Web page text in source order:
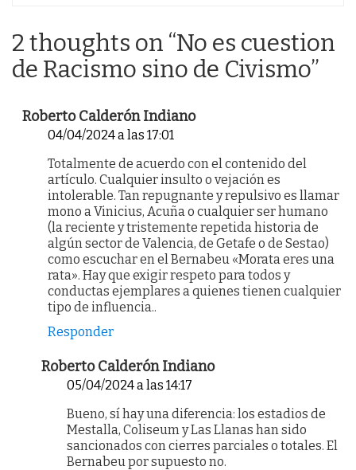
2 thoughts on “No es cuestion
de Racismo sino de Civismo”
Roberto Calderón Indiano
04/04/2024 a las 17:01
Totalmente de acuerdo con el contenido del
artículo. Cualquier insulto o vejación es
intolerable. Tan repugnante y repulsivo es llamar
mono a Vinicius, Acuña o cualquier ser humano
(la reciente y tristemente repetida historia de
algún sector de Valencia, de Getafe o de Sestao)
como escuchar en el Bernabeu «Morata eres una
rata». Hay que exigir respeto para todos y
conductas ejemplares a quienes tienen cualquier
tipo de influencia..
Responder
Roberto Calderón Indiano
05/04/2024 a las 14:17
Bueno, sí hay una diferencia: los estadios de
Mestalla, Coliseum y Las Llanas han sido
sancionados con cierres parciales o totales. El
Bernabeu por supuesto no.